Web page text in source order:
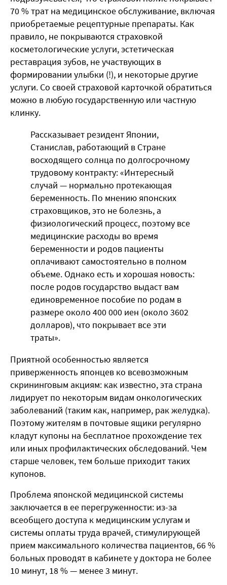
70 % трат на медицинское обслуживание, включая
приобретаемые рецептурные препараты. Как
правило, не покрываются страховкой
косметологические услуги, эстетическая
реставрация зубов, не участвующих в
формировании улыбки (!), и некоторые другие
услуги. Со своей страховой карточкой обратиться
можно в любую государственную или частную
клинку.
Рассказывает резидент Японии,
Станислав, работающий в Стране
восходящего солнца по долгосрочному
трудовому контракту: «Интересный
случай — нормально протекающая
беременность. По мнению японских
страховщиков, это не болезнь, а
физиологический процесс, поэтому все
медицинские расходы во время
беременности и родов пациенты
оплачивают самостоятельно в полном
объеме. Однако есть и хорошая новость:
после родов государство выдаст вам
единовременное пособие по родам в
размере около 400 000 иен (около 3602
долларов), что покрывает все эти
траты».
Приятной особенностью является
приверженность японцев ко всевозможным
скрининговым акциям: как известно, эта страна
лидирует по некоторым видам онкологических
заболеваний (таким как, например, рак желудка).
Поэтому жителям в почтовые ящики регулярно
кладут купоны на бесплатное прохождение тех
или иных профилактических обследований. Чем
старше человек, тем больше приходит таких
купонов.
Проблема японской медицинской системы
заключается в ее перегруженности: из-за
всеобщего доступа к медицинским услугам и
системы оплаты труда врачей, стимулирующей
прием максимального количества пациентов, 66 %
больных проводят в кабинете у доктора не более
10 минут, 18 % — менее 3 минут.